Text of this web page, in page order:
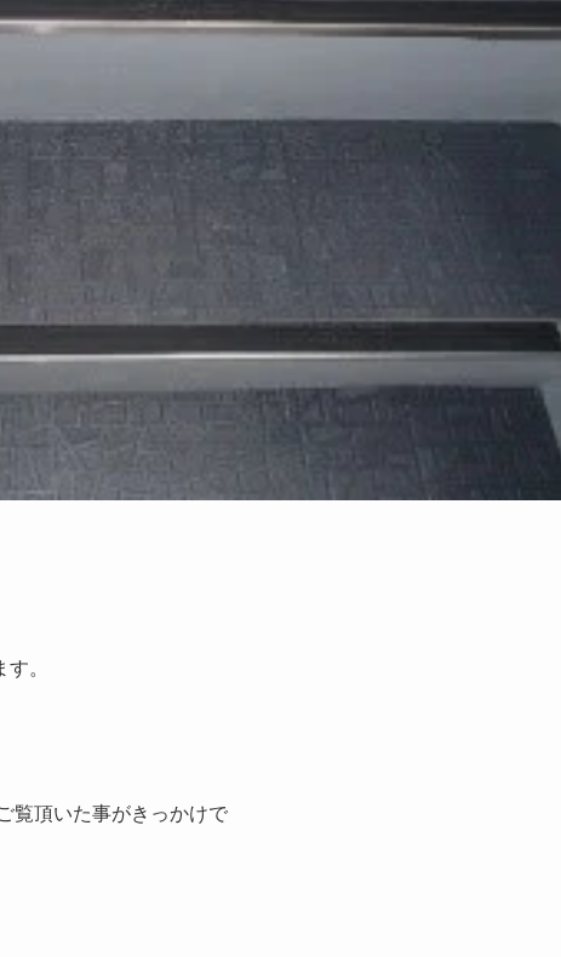
。
覧頂いた事がきっかけで